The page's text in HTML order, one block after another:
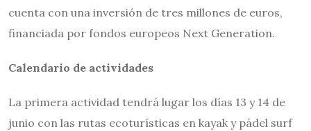
cuenta con una inversión de tres millones de euros,
financiada por fondos europeos Next Generation.
Calendario de actividades
La primera actividad tendrá lugar los días 13 y 14 de
junio con las rutas ecoturísticas en kayak y pádel surf